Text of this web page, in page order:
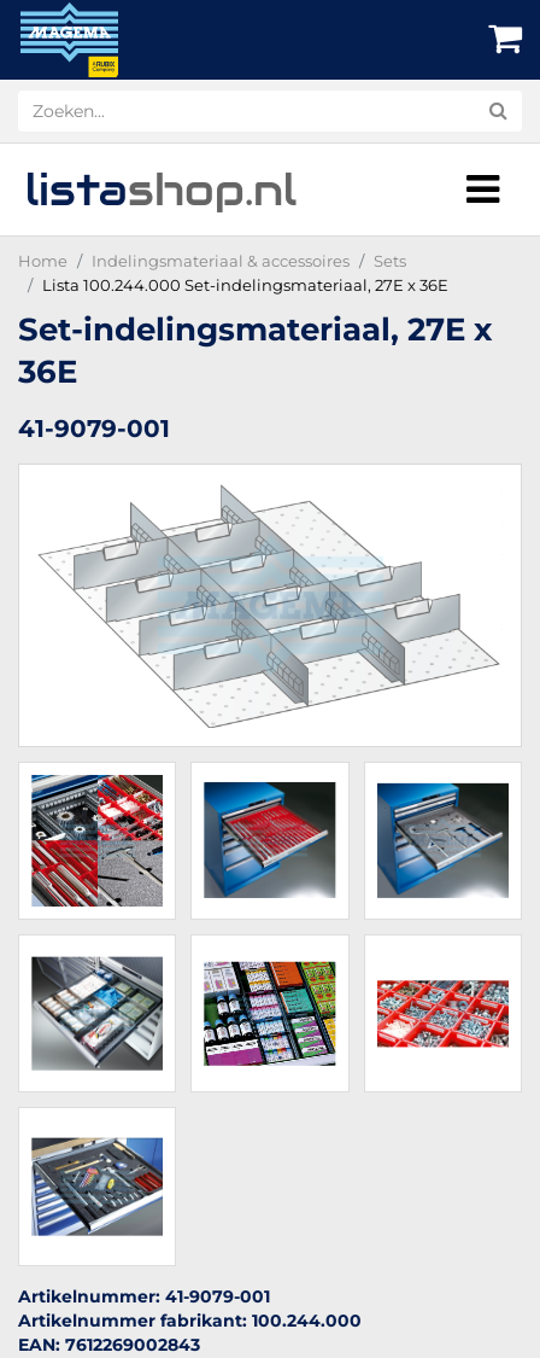
listashop.nl
Home Indelingsmateriaal & accessoires
Sets
Lista 100.244.000 Set-indelingsmateriaal, 27E x 36E
Set-indelingsmateriaal, 27E x
36E
41-9079-001
Artikelnummer: 41-9079-001
Artikelnummer fabrikant: 100.244.000
EAN: 7612269002843